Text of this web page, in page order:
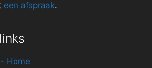
een afspraak.
Home